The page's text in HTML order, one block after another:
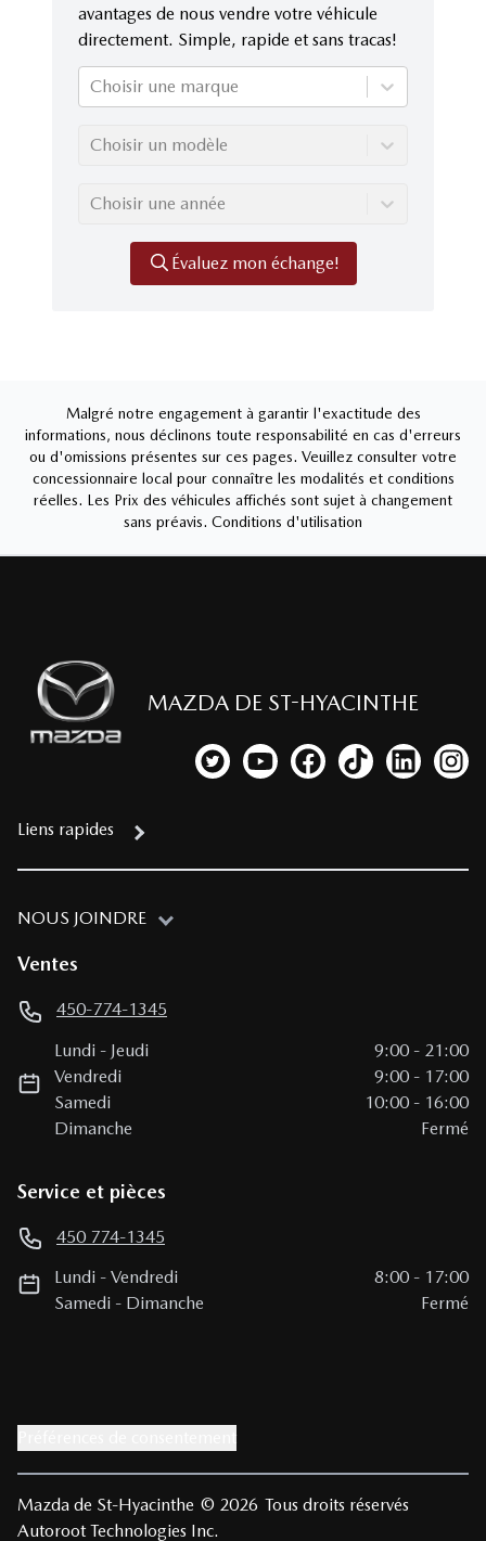
avantages de nous vendre votre véhicule
directement. Simple, rapide et sans tracas!
Choisir une marque
Choisir un modèle
Choisir une année
Évaluez mon échange!
Malgré notre engagement à garantir l'exactitude des
informations, nous déclinons toute responsabilité en cas d'erreurs
ou d'omissions présentes sur ces pages. Veuillez consulter votre
concessionnaire local pour connaître les modalités et conditions
réelles. Les Prix des véhicules affichés sont sujet à changement
sans préavis. Conditions d'utilisation
MAZDA DE ST-HYACINTHE
Lien vers notre compte Twitter
Lien vers notre chaîne
Lien vers notre page
Lien vers notre
Lien vers
Lien
Liens rapides
NOUS JOINDRE
Ventes
450-774-1345
Lundi - Jeudi 9:00 - 21:00
Vendredi
9:00 - 17:00
Samedi
10:00 - 16:00
Dimanche
Fermé
Service et pièces
450 774-1345
Lundi -Vendredi 8:00 - 17:00
Samedi - Dimanche Fermé
Mazda de St-Hyacinthe © 2026 Tous droits réservés
Autoroot Technologies Inc.